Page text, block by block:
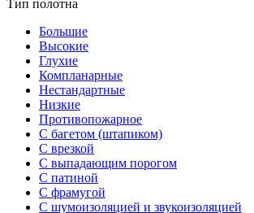
Тип полотна
Большие
Высокие
Глухие
Компланарные
Нестандартные
Низкие
Противопожарное
С багетом (штапиком)
С врезкой
С выпадающим порогом
С патиной
С фрамугой
С шумоизоляцией и звукоизоляцией